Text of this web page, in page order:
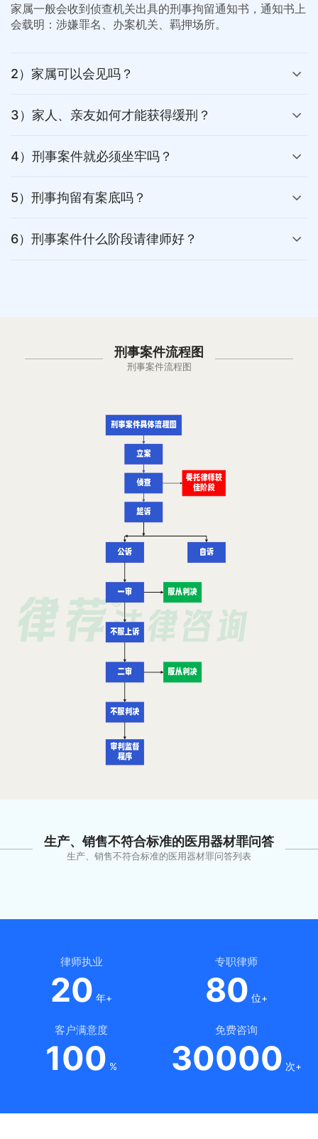
家属一般会收到侦查机关出具的刑事拘留通知书，通知书上
会载明：涉嫌罪名、办案机关、羁押场所。
2）家属可以会见吗？
3）家人、亲友如何才能获得缓刑？
4）刑事案件就必须坐牢吗？
5）刑事拘留有案底吗？
6）刑事案件什么阶段请律师好？
刑事案件流程图
刑事案件流程图
生产、销售不符合标准的医用器材罪问答
生产、销售不符合标准的医用器材罪问答列表
律师执业
20 年+
专职律师
80 位+
客户满意度
100 %
免费咨询
30000 次+